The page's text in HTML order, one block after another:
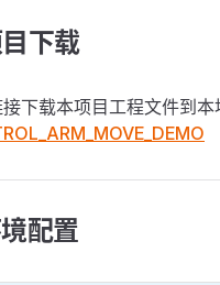
下载
下载本项目工程文件到本
配置